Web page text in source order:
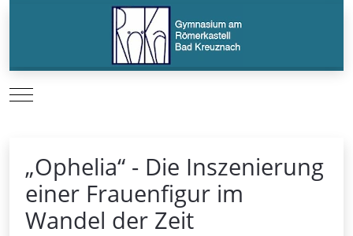
Mobile Menu Toggle
„Ophelia“ - Die Inszenierung
einer Frauenfigur im
Wandel der Zeit